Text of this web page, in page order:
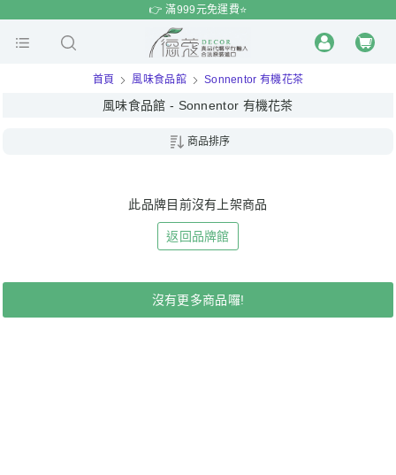
$
$
時 特賣
👉 滿999元免運費⭐️
首頁 風味食品館 Sonnentor 有機花茶
風味食品館 - Sonnentor 有機花茶
商品排序
此品牌目前沒有上架商品
返回品牌館
沒有更多商品囉!